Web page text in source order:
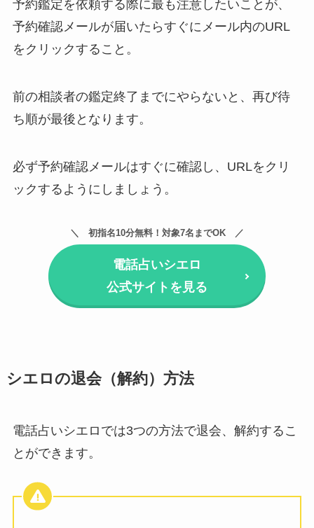
予約鑑定を依頼する際に最も注意したいことが、
予約確認メールが届いたらすぐにメール内のURL
をクリックすること。
前の相談者の鑑定終了までにやらないと、再び待
ち順が最後となります。
必ず予約確認メールはすぐに確認し、URLをクリ
ックするようにしましょう。
初指名10分無料！対象7名までOK
電話占いシエロ
公式サイトを見る
シエロの退会（解約）方法
電話占いシエロでは3つの方法で退会、解約するこ
とができます。